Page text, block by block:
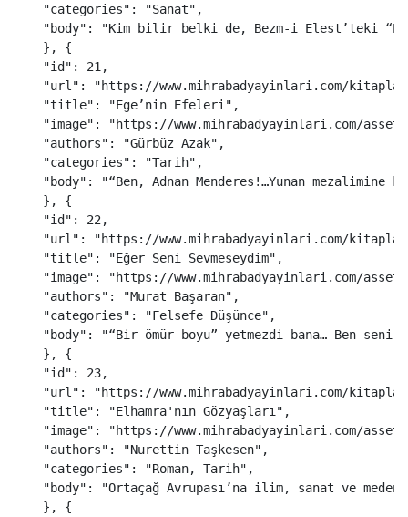
"categories" : "Sanat" ,
"body" : "Kim bilir belki de, Bezm-i Elest’teki
},
{
"id " : 21 ,
"url " : "https://www.mihrabadyayinlari.com/
"title" : "Ege’nin Efeleri " ,
"image" : "https://www.mihrabadyayinlari.com/
"authors" : "Gürbüz Azak" ,
"categories" : "Tarih" ,
"body" : "“Ben, Adnan Menderes!…Yunan
},
{
"id " : 22 ,
"url " : "https://www.mihrabadyayinlari.com/
"title" : "Eğer Seni Sevmeseydim" ,
"image" : "https://www.mihrabadyayinlari.com/
"authors" : "Murat Başaran" ,
"categories" : "Felsefe Düşünce" ,
"body" : "“Bir ömür boyu” yetmezdi bana… Ben seni
},
{
"id " : 23,
"url " : "https://www.mihrabadyayinlari.com/
"title" : "Elhamra'nın Gözyaşları " ,
"image" : "https://www.mihrabadyayinlari.com/
"authors" : "Nurettin Taşkesen" ,
"categories" : "Roman, Tarih" ,
"body" : "Ortaçağ Avrupası’na ilim, sanat ve
},
{